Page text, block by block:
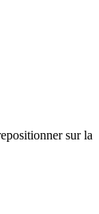
sur la